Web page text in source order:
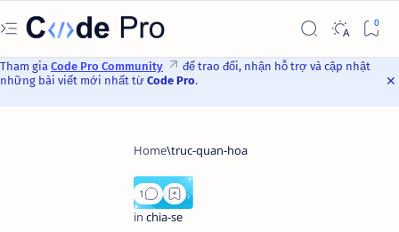
Tham gia Code Pro Community
để trao đổi, nhận hỗ trợ và cập nhật
những bài viết mới nhất từ Code Pro.